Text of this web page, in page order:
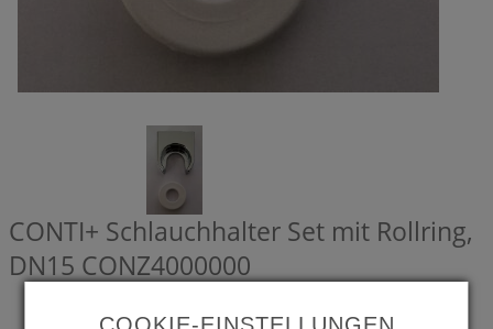
CONTI+ Schlauchhalter Set mit Rollring,
DN15 CONZ4000000
COOKIE-EINSTELLUNGEN